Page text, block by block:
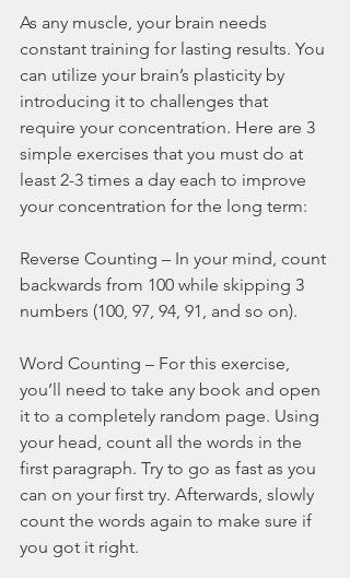
As any muscle, your brain needs
constant training for lasting results. You
can utilize your brain’s plasticity by
introducing it to challenges that
require your concentration. Here are 3
simple exercises that you must do at
least 2-3 times a day each to improve
your concentration for the long term:
Reverse Counting – In your mind, count
backwards from 100 while skipping 3
numbers (100, 97, 94, 91, and so on).
Word Counting – For this exercise,
you’ll need to take any book and open
it to a completely random page. Using
your head, count all the words in the
first paragraph. Try to go as fast as you
can on your first try. Afterwards, slowly
count the words again to make sure if
you got it right.